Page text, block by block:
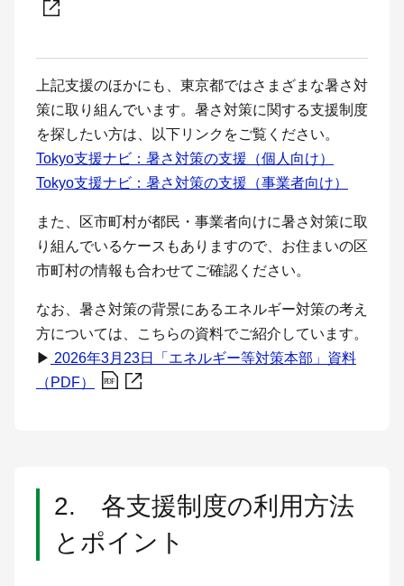
上記支援のほかにも、東京都ではさまざまな暑さ対
策に取り組んでいます。暑さ対策に関する支援制度
を探したい方は、以下リンクをご覧ください。
Tokyo支援ナビ：暑さ対策の支援（個人向け）
Tokyo支援ナビ：暑さ対策の支援（事業者向け）
また、区市町村が都民・事業者向けに暑さ対策に取
り組んでいるケースもありますので、お住まいの区
市町村の情報も合わせてご確認ください。
なお、暑さ対策の背景にあるエネルギー対策の考え
方については、こちらの資料でご紹介しています。
▶ 2026年3月23日「エネルギー等対策本部」資料
（PDF）
2. 各支援制度の利用方法
とポイント